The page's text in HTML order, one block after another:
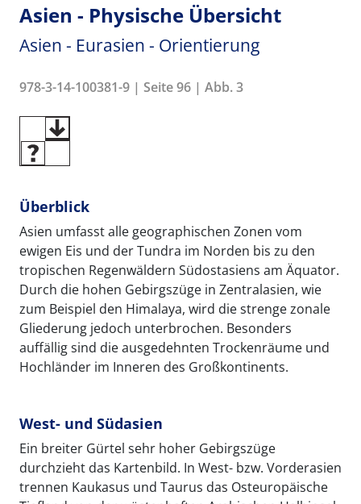
Asien - Physische Übersicht
Asien - Eurasien - Orientierung
978-3-14-100381-9 | Seite 96 | Abb. 3
Überblick
Asien umfasst alle geographischen Zonen vom
ewigen Eis und der Tundra im Norden bis zu den
tropischen Regenwäldern Südostasiens am Äquator.
Durch die hohen Gebirgszüge in Zentralasien, wie
zum Beispiel den Himalaya, wird die strenge zonale
Gliederung jedoch unterbrochen. Besonders
auffällig sind die ausgedehnten Trockenräume und
Hochländer im Inneren des Großkontinents.
West- und Südasien
Ein breiter Gürtel sehr hoher Gebirgszüge
durchzieht das Kartenbild. In West- bzw. Vorderasien
trennen Kaukasus und Taurus das Osteuropäische